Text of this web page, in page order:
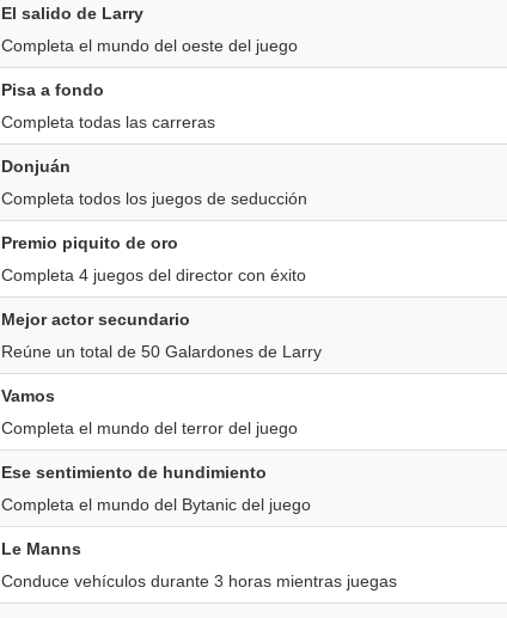
El salido de Larry
Completa el mundo del oeste del juego
Pisa a fondo
Completa todas las carreras
Donjuán
Completa todos los juegos de seducción
Premio piquito de oro
Completa 4 juegos del director con éxito
Mejor actor secundario
Reúne un total de 50 Galardones de Larry
Vamos
Completa el mundo del terror del juego
Ese sentimiento de hundimiento
Completa el mundo del Bytanic del juego
Le Manns
Conduce vehículos durante 3 horas mientras juegas